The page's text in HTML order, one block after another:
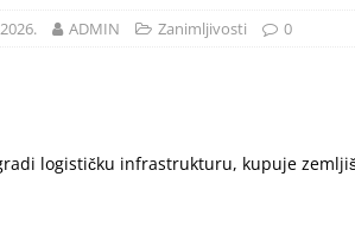
ADMIN Zanimljivosti 0
logističku infrastrukturu, kupuje